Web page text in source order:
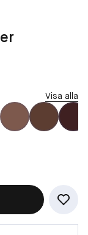
Visa alla